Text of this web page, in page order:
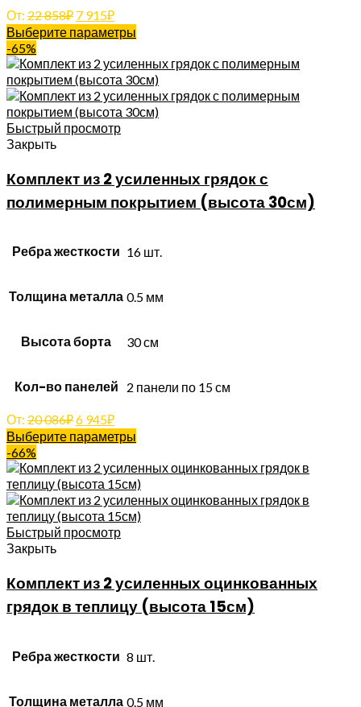
От: 22 858₽ 7 915₽
Выберите параметры
-65%
Быстрый просмотр
Закрыть
Комплект из 2 усиленных грядок с
полимерным покрытием (высота 30см)
Ребра жесткости 16 шт.
Толщина металла 0.5 мм
Высота борта 30 см
Кол-во панелей 2 панели по 15 см
От: 20 086₽6 945₽
Выберите параметры
-66%
Быстрый просмотр
Закрыть
Комплект из 2 усиленных оцинкованных
грядок в теплицу (высота 15см)
Ребра жесткости 8 шт.
Толщина металла 0.5 мм